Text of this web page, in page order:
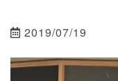
2019/07/19